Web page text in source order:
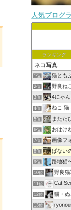
人気ブログ
ランキング
1位 猫とも
2位 野良ね
3位 4にゃ
4位 ねこ 猫
5位 またた
6位 おはけ
7位 画像フ
8位 ぱない
9位 路地猫
10位 野良猫
11位 Cat
12位 猫・
13位